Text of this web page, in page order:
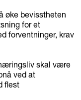
øke bevisstheten
for et
forventninger, krav
skal være
ved at
flest